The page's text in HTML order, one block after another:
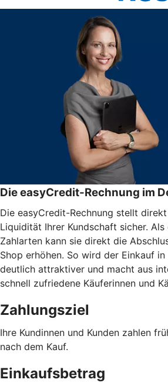
Die easyCredit-Rechnung im
Die easyCredit-Rechnung stellt
Liquidität Ihrer Kundschaft sicher.
Zahlarten kann sie direkt die
Shop erhöhen. So wird der Einkauf in
deutlich attraktiver und macht aus
schnell zufriedene Käuferinnen und
Zahlungsziel
Ihre Kundinnen und Kunden zahlen
nach dem Kauf.
Einkaufsbetrag